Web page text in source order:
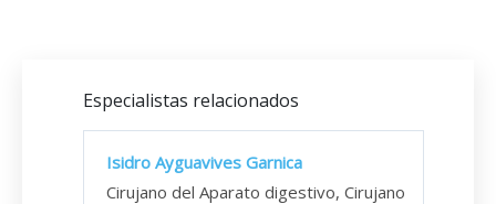
Especialistas relacionados
Isidro Ayguavives Garnica
Cirujano del Aparato digestivo, Cirujano